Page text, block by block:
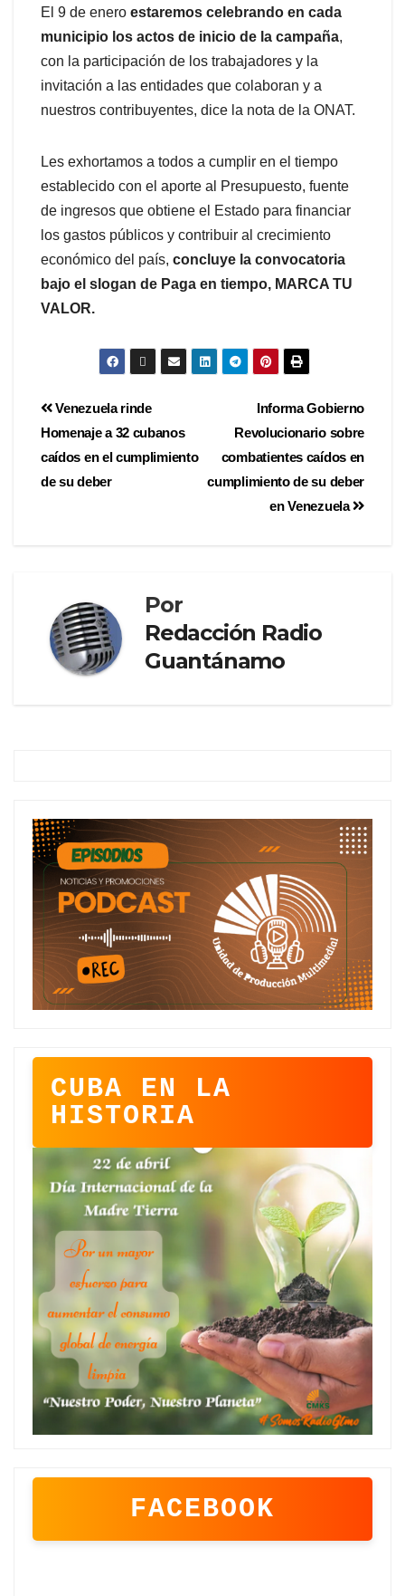
El 9 de enero estaremos celebrando en cada
municipio los actos de inicio de la campaña,
con la participación de los trabajadores y la
invitación a las entidades que colaboran y a
nuestros contribuyentes, dice la nota de la ONAT.
Les exhortamos a todos a cumplir en el tiempo
establecido con el aporte al Presupuesto, fuente
de ingresos que obtiene el Estado para financiar
los gastos públicos y contribuir al crecimiento
económico del país, concluye la convocatoria
bajo el slogan de Paga en tiempo, MARCA TU
VALOR.
Informa Gobierno
Revolucionario sobre
combatientes caídos en
cumplimiento de su deber
en Venezuela
Venezuela rinde
Homenaje a 32 cubanos
caídos en el cumplimiento
de su deber
Por
Redacción Radio
Guantánamo
CUBA EN LA
HISTORIA
FACEBOOK